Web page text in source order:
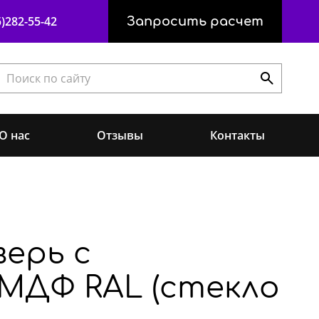
55-42 Запросить расчет
О нас Отзывы Контакты
с
RAL (стекло